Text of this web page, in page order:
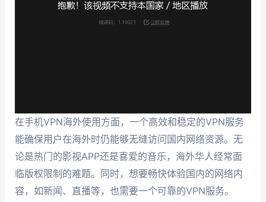
在手机VPN海外使用方面，一个高效和稳定的VPN服务
能确保用户在海外时仍能够无缝访问国内网络资源。无
论是热门的影视APP还是喜爱的音乐，海外华人经常面
临版权限制的难题。同时，想要畅快体验国内的网络内
容，如新闻、直播等，也需要一个可靠的VPN服务。